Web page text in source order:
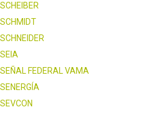
SCHEIBER
SCHMIDT
SCHNEIDER
SEIA
SEÑAL FEDERAL VAMA
SENERGÍA
SEVCON